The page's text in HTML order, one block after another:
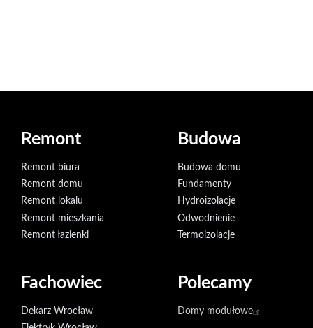
Remont
Remont biura
Remont domu
Remont lokalu
Remont mieszkania
Remont łazienki
Budowa
Budowa domu
Fundamenty
Hydroizolacje
Odwodnienie
Termoizolacje
Fachowiec
Dekarz Wrocław
Polecamy
Domy modułowe